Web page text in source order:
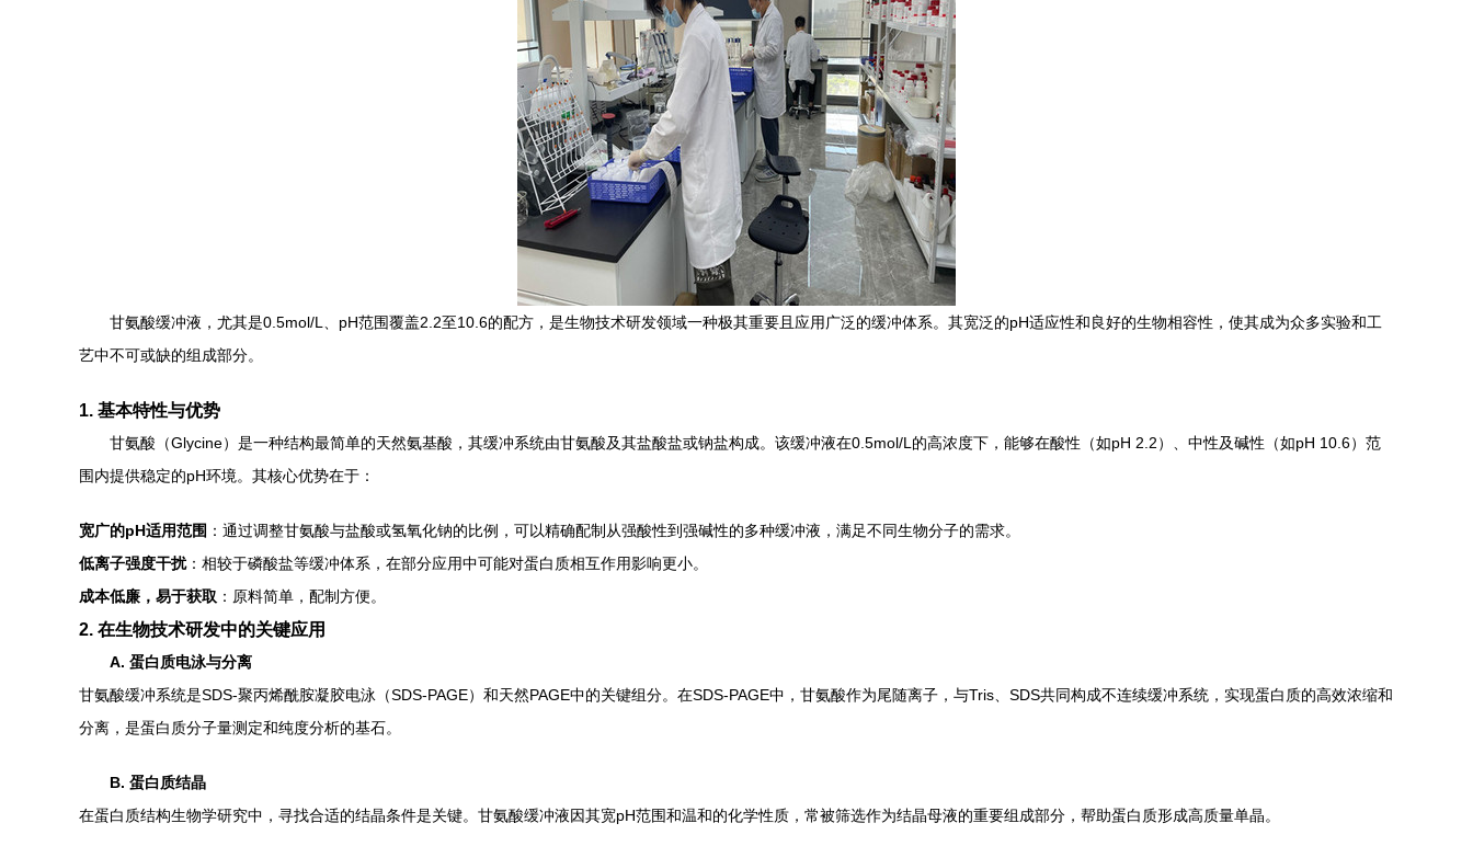
甘氨酸缓冲液，尤其是0.5mol/L、pH范围覆盖2.2至10.6的配方，是生物技术研发领域一种极其重要且应用广泛的缓冲体系。其宽泛的pH适应性和良好的生物相容性，使其成为众多实验和工
艺中不可或缺的组成部分。
1. 基本特性与优势
甘氨酸（Glycine）是一种结构最简单的天然氨基酸，其缓冲系统由甘氨酸及其盐酸盐或钠盐构成。该缓冲液在0.5mol/L的高浓度下，能够在酸性（如pH 2.2）、中性及碱性（如pH 10.6）范
围内提供稳定的pH环境。其核心优势在于：
宽广的pH适用范围 ：通过调整甘氨酸与盐酸或氢氧化钠的比例，可以精确配制从强酸性到强碱性的多种缓冲液，满足不同生物分子的需求。
低离子强度干扰：相较于磷酸盐等缓冲体系，在部分应用中可能对蛋白质相互作用影响更小。
成本低廉，易于获取 ：原料简单，配制方便。
2. 在生物技术研发中的关键应用
A. 蛋白质电泳与分离
甘氨酸缓冲系统是SDS-聚丙烯酰胺凝胶电泳（SDS-PAGE）和天然PAGE中的关键组分。在SDS-PAGE中，甘氨酸作为尾随离子，与Tris、SDS共同构成不连续缓冲系统，实现蛋白质的高效浓缩和
分离，是蛋白质分子量测定和纯度分析的基石。
B. 蛋白质结晶
在蛋白质结构生物学研究中，寻找合适的结晶条件是关键。甘氨酸缓冲液因其宽pH范围和温和的化学性质，常被筛选作为结晶母液的重要组成部分，帮助蛋白质形成高质量单晶。